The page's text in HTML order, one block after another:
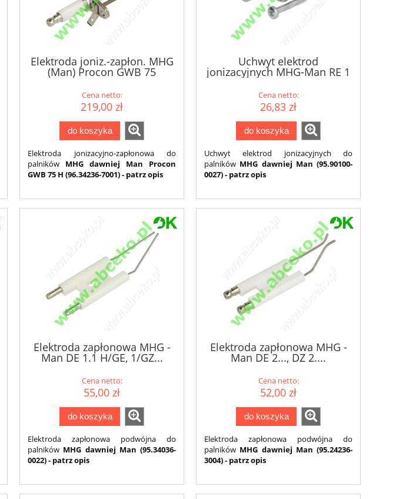
Elektroda joniz.-zapłon. MHG
(Man) Procon GWB 75
H(96.34236-7001)
Cena netto:
219,00 zł
do koszyka
Elektroda jonizacyjno-zapłonowa do
palników MHG dawniej Man Procon
GWB 75 H (96.34236-7001) - patrz opis
Uchwyt elektrod
jonizacyjnych MHG-Man RE 1
Cena netto:
26,83 zł
do koszyka
Uchwyt elektrod jonizacyjnych do
palników MHG dawniej Man (95.90100-
0027) - patrz opis
Elektroda zapłonowa MHG -
Man DE 1.1 H/GE, 1/GZ...
Cena netto:
55,00 zł
do koszyka
Elektroda zapłonowa podwójna do
palników MHG dawniej Man (95.34036-
0022) - patrz opis
Elektroda zapłonowa MHG -
Man DE 2..., DZ 2....
3004)
Cena netto:
52,00 zł
do koszyka
Elektroda zapłonowa podwójna do
palników MHG dawniej Man (95.24236-
3004) - patrz opis